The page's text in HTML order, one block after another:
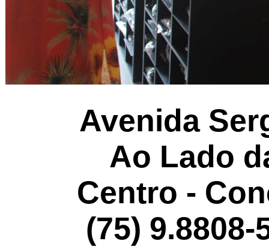
Avenida
Ao Lado
Centro -
(75) 9.8808-